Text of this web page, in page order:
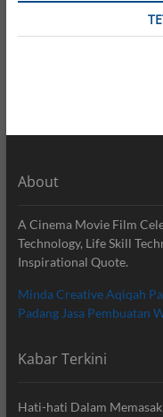
About
A Cinema Movie Film
Technology, Life Skill
Inspirational Quote.
Minda CreativeAqiqah
Padang Jasa Pembuatan
Kabar Terkini
Hati-hati Dalam